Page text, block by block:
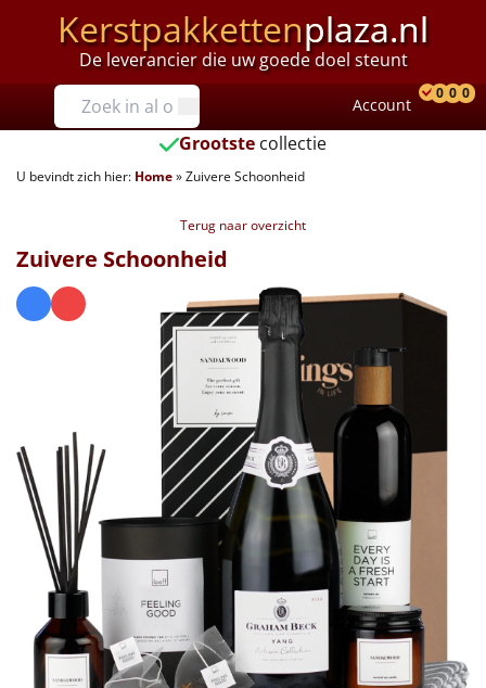
Kerstpakkettenplaza.nl
De leverancier die uw goede doel steunt
Prijzen
Tot €25
€25 tot €35
€40 tot €45
€55 tot €75
€75 tot €100
€100 en hoger
Alle kerstpakketten 2026
Thema
Account
0 0 0
Grootste collectie
U bevindt zich hier: Home»Zuivere Schoonheid
Terug naar overzicht
Zuivere Schoonheid